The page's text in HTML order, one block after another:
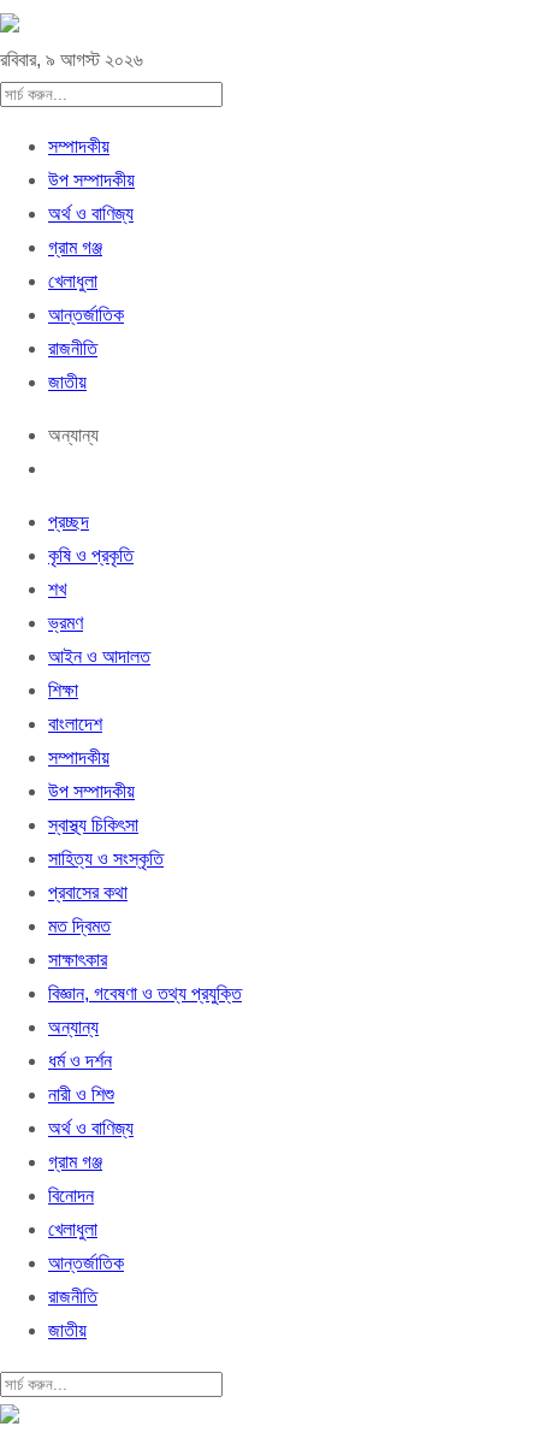
রবিবার, ৯ আগস্ট ২০২৬
সম্পাদকীয়
উপ সম্পাদকীয়
অর্থ ও বাণিজ্য
গ্রাম গঞ্জ
খেলাধুলা
আন্তর্জাতিক
রাজনীতি
জাতীয়
অন্যান্য
প্রচ্ছদ
কৃষি ও প্রকৃতি
শখ
ভ্রমণ
আইন ও আদালত
শিক্ষা
বাংলাদেশ
সম্পাদকীয়
উপ সম্পাদকীয়
স্বাস্থ্য চিকিৎসা
সাহিত্য ও সংস্কৃতি
প্রবাসের কথা
মত দ্বিমত
সাক্ষাৎকার
বিজ্ঞান, গবেষণা ও তথ্য প্রযুক্তি
অন্যান্য
ধর্ম ও দর্শন
নারী ও শিশু
অর্থ ও বাণিজ্য
গ্রাম গঞ্জ
বিনোদন
খেলাধুলা
আন্তর্জাতিক
রাজনীতি
জাতীয়